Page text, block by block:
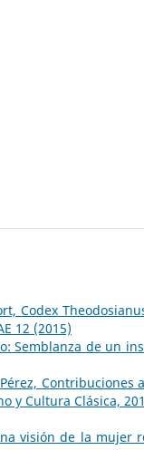
Codex
12 (2015)
Semblanza de un
Contribuciones
y Cultura Clásica,
visión de la